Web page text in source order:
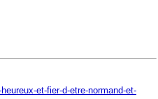
et-fier-d-etre-normand-et-